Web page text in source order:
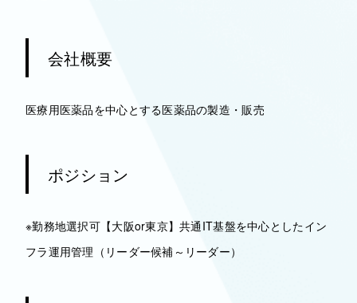
会社概要
医療用医薬品を中心とする医薬品の製造・販売
ポジション
※勤務地選択可【大阪or東京】共通IT基盤を中心としたイン
フラ運用管理（リーダー候補～リーダー）